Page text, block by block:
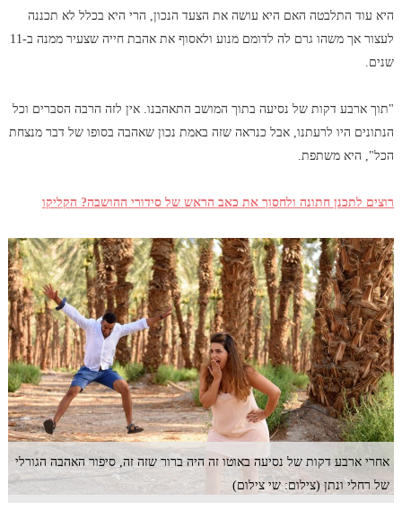
היא עוד התלבטה האם היא עושה את הצעד הנכון, הרי היא בכלל לא תכננה
לעצור אך משהו גרם לה לדומם מנוע ולאסוף את אהבת חייה שצעיר ממנה ב-11
שנים.
"תוך ארבע דקות של נסיעה בתוך המושב התאהבנו. אין לזה הרבה הסברים וכל
הנתונים היו לרעתנו, אבל כנראה שזה באמת נכון שאהבה בסופו של דבר מנצחת
הכל", היא משתפת.
רוצים לתכנן חתונה ולחסוך את כאב הראש של סידורי ההושבה? הקליקו
אחרי ארבע דקות של נסיעה באוטו זה היה ברור שזה זה, סיפור האהבה הגורלי
של רחלי ונתן (צילום: שי צילום)